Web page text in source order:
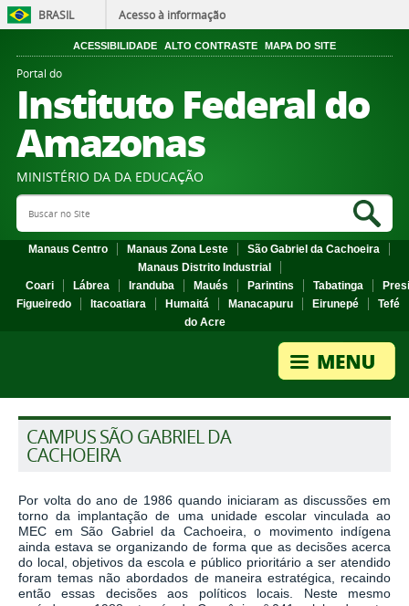
BRASIL Acesso à informação
ACESSIBILIDADE ALTO CONTRASTE MAPA DO SITE
Portal do
Instituto Federal do
Amazonas
MINISTÉRIO DA DA EDUCAÇÃO
Search Site
Manaus Centro Manaus Zona Leste
São Gabriel da Cachoeira
Manaus Distrito Industrial
Coari
Lábrea Iranduba Maués Parintins Tabatinga
Figueiredo
Itacoatiara Humaitá Manacapuru Eirunepé
Tefé
do Acre
CAMPUS SÃO GABRIEL DA
CACHOEIRA
Por volta do ano de 1986 quando iniciaram as discussões em
torno da implantação de uma unidade escolar vinculada ao
MEC em São Gabriel da Cachoeira, o movimento indígena
ainda estava se organizando de forma que as decisões acerca
do local, objetivos da escola e público prioritário a ser atendido
foram temas não abordados de maneira estratégica, recaindo
então essas decisões aos políticos locais. Neste mesmo